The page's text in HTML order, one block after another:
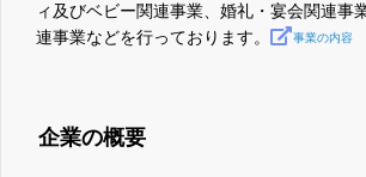
ィ及びベビー関連事業、婚礼・宴会関連事
連事業などを行っております。
事業の内容
企業の概要